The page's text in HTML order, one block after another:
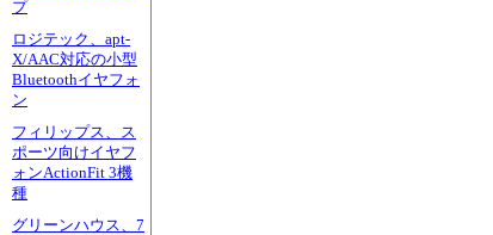
プ
ロジテック、apt-
X/AAC対応の小型
Bluetoothイヤフォ
ン
フィリップス、ス
ポーツ向けイヤフ
ォンActionFit 3機
種
グリーンハウス、7